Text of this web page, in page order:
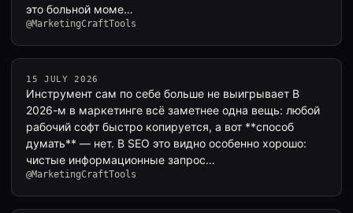
это больной моме…
@MarketingCraftTools
15 JULY 2026
Инструмент сам по себе больше не выигрывает В
2026-м в маркетинге всё заметнее одна вещь: любой
рабочий софт быстро копируется, а вот **способ
думать** — нет. В SEO это видно особенно хорошо:
чистые информационные запрос…
@MarketingCraftTools